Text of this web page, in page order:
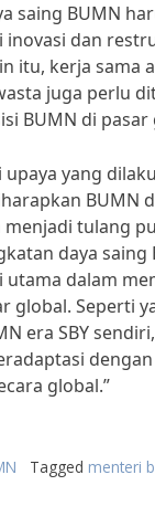
saing BUMN
inovasi dan
itu, kerja sama
juga perlu
BUMN di pasar
upaya yang
BUMN
tulang
daya saing
utama dalam
global. Seperti
era SBY
global.”
Tagged menteri